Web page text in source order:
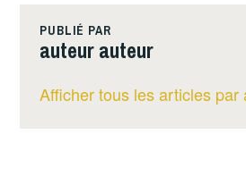
PUBLIÉ PAR
auteur auteur
Afficher tous les articles par